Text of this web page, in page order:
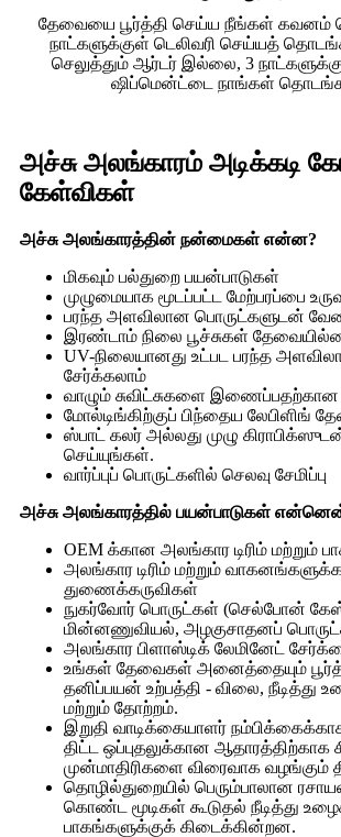
தேவையை பூர்த்தி செய்ய நீங்கள் கவனம்
நாட்களுக்குள் டெலிவரி செய்யத்
செலுத்தும் ஆர்டர் இல்லை, 3
ஷிப்மென்ட்டை நாங்கள்
அச்சு அலங்காரம் அடிக்கடி
கேள்விகள்
அச்சு அலங்காரத்தின் நன்மைகள் என்ன?
மிகவும் பல்துறை பயன்பாடுகள்
முழுமையாக மூடப்பட்ட மேற்பரப்பை
பரந்த அளவிலான பொருட்களுடன்
இரண்டாம் நிலை பூச்சுகள்
UV-நிலையானது உட்பட பரந்த
சேர்க்கலாம்
வாழும் சுவிட்சுகளை இணைப்பதற்கான
மோல்டிங்கிற்குப் பிந்தைய லேபிளிங்
ஸ்பாட் கலர் அல்லது முழு
செய்யுங்கள்.
வார்ப்புப் பொருட்களில் செலவு சேமிப்பு
அச்சு அலங்காரத்தில் பயன்பாடுகள்
OEM க்கான அலங்கார டிரிம் மற்றும்
அலங்கார டிரிம் மற்றும்
துணைக்கருவிகள்
நுகர்வோர் பொருட்கள் (செல்போன்
மின்னணுவியல், அழகுசாதனப்
அலங்கார பிளாஸ்டிக் லேமினேட்
உங்கள் தேவைகள் அனைத்தையும்
தனிப்பயன் உற்பத்தி - விலை, நீடித்து
மற்றும் தோற்றம்.
இறுதி வாடிக்கையாளர்
திட்ட ஒப்புதலுக்கான ஆதாரத்திற்காக
முன்மாதிரிகளை விரைவாக வழங்கும்
தொழில்துறையில் பெரும்பாலான
கொண்ட மூடிகள் கூடுதல் நீடித்து
பாகங்களுக்குக் கிடைக்கின்றன.